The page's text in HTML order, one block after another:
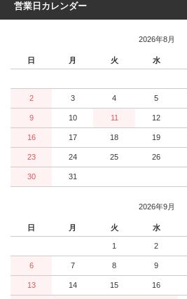
営業日カレンダー
2026年8月
日 月 火 水
2 3 4 5
9 10 11 12
16 17 18 19
23 24 25 26
30 31
2026年9月
日 月 火 水
1 2
6 7 8 9
13 14 15 16